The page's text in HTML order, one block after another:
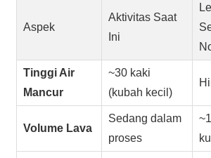
Aspek
Aktivitas Saat
Ini
Tinggi Air
Mancur
~30 kaki
(kubah kecil)
Volume Lava
Sedang dalam
proses